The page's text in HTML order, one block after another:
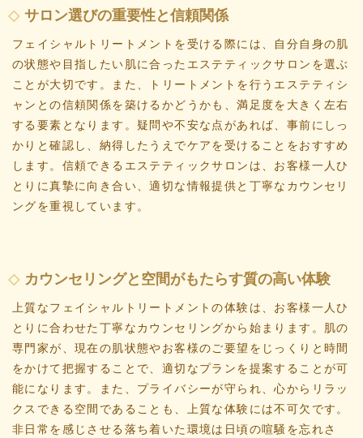
サロン選びの重要性と信頼関係
フェイシャルトリートメントを受ける際には、自分自身の肌
の状態や目指したい肌に合ったエステティックサロンを選ぶ
ことが大切です。また、トリートメントを行うエステティシ
ャンとの信頼関係を築けるかどうかも、満足度を大きく左右
する要素となります。疑問や不安な点があれば、事前にしっ
かりと確認し、納得したうえでケアを受けることをおすすめ
します。信頼できるエステティックサロンは、お客様一人ひ
とりに真摯に向き合い、適切な情報提供と丁寧なカウンセリ
ングを重視しています。
カウンセリングと空間がもたらす質の高い体験
上質なフェイシャルトリートメントの体験は、お客様一人ひ
とりに合わせた丁寧なカウンセリングから始まります。肌の
専門家が、現在の肌状態やお客様のご要望をじっくりと時間
をかけて把握することで、適切なプランを提案することが可
能になります。また、プライバシーが守られ、心からリラッ
クスできる空間であることも、上質な体験には不可欠です。
非日常を感じさせる落ち着いた環境は日頃の喧騒を忘れさ